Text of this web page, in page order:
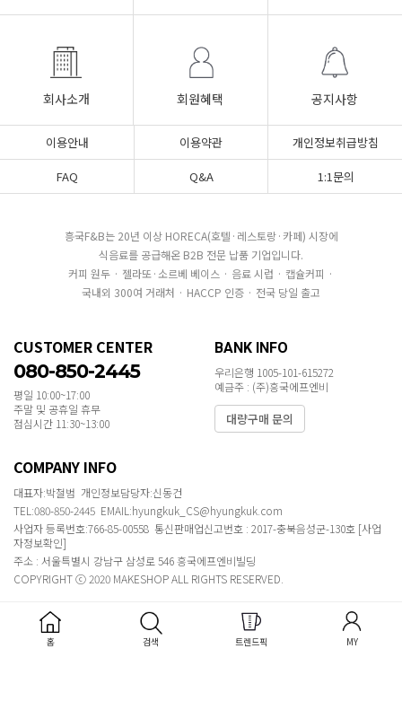
회사소개 회원혜택 공지사항
이용안내 이용약관
개인정보취급방침
FAQ
Q&A 1:1문의
흥국F&B는 20년 이상 HORECA(호텔·레스토랑·카페) 시장에
식음료를 공급해온 B2B 전문 납품 기업입니다.
커피 원두 · 젤라또·소르베 베이스 · 음료 시럽 · 캡슐커피 ·
국내외 300여 거래처 · HACCP 인증 · 전국 당일 출고
CUSTOMER CENTER
080-850-2445
평일 10:00~17:00
주말 및 공휴일 휴무
점심시간 11:30~13:00
BANK INFO
우리은행 1005-101-615272
예금주 : (주)흥국에프엔비
대량구매 문의
COMPANY INFO
대표자:박철범 개인정보담당자:신동건
TEL:080-850-2445 EMAIL:hyungkuk_CS@hyungkuk.com
사업자 등록번호:766-85-00558 통신판매업신고번호 : 2017-충북음성군-130호 [사업
자정보확인]
주소 : 서울특별시 강남구 삼성로 546 흥국에프엔비빌딩
COPYRIGHT ⓒ 2020 MAKESHOP ALL RIGHTS RESERVED.
홈 검색 트렌드픽 MY